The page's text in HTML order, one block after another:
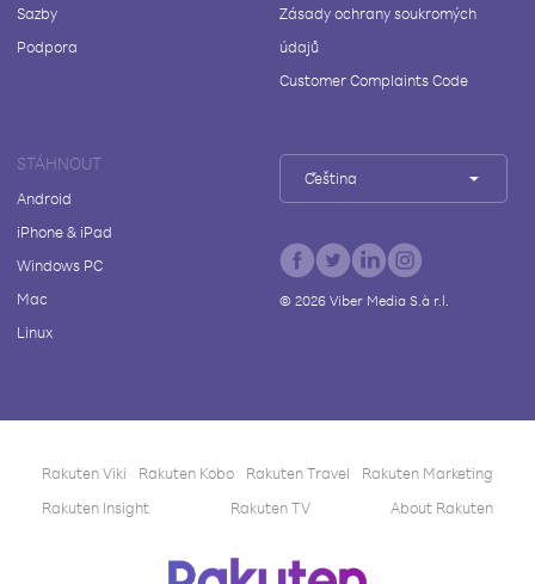
Sazby
Podpora
Zásady ochrany soukromých
údajů
Customer Complaints Code
STÁHNOUT
Android
iPhone & iPad
Windows PC
Mac
Linux
Čeština
© 2026Viber Media S.à r.l.
Rakuten Viki Rakuten Kobo Rakuten Travel
Rakuten Marketing
Rakuten Insight
Rakuten TV About Rakuten